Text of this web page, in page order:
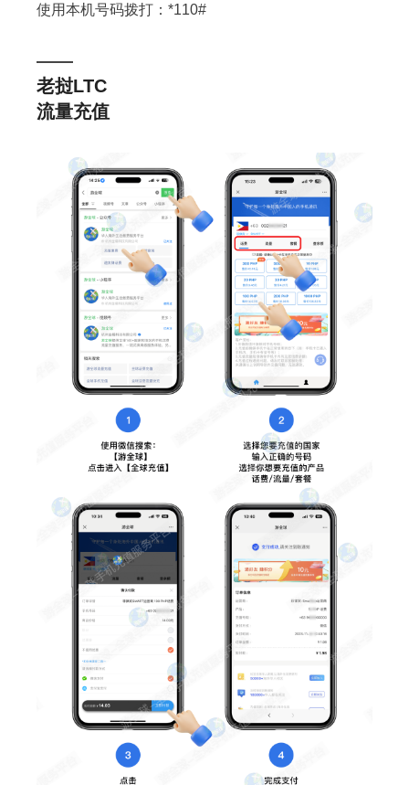
使用本机号码拨打：*110#
——
老挝LTC
流量充值